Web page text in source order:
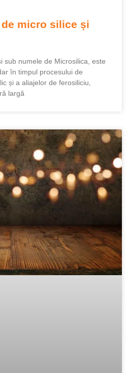
micro silice și
sub numele de Microsilica, este
în timpul procesului de
și a aliajelor de ferosiliciu,
largă